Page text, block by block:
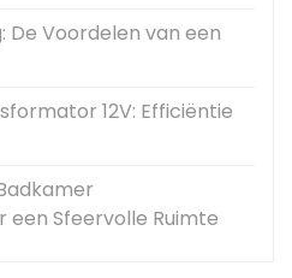
Voordelen van een
12V: Efficiëntie
Sfeervolle Ruimte